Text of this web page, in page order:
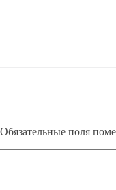
Обязательные поля